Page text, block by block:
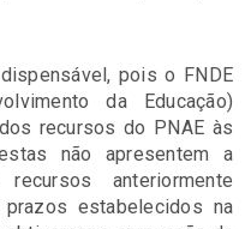
pois o FNDE
da Educação)
recursos do PNAE às
não apresentem a
anteriormente
estabelecidos na